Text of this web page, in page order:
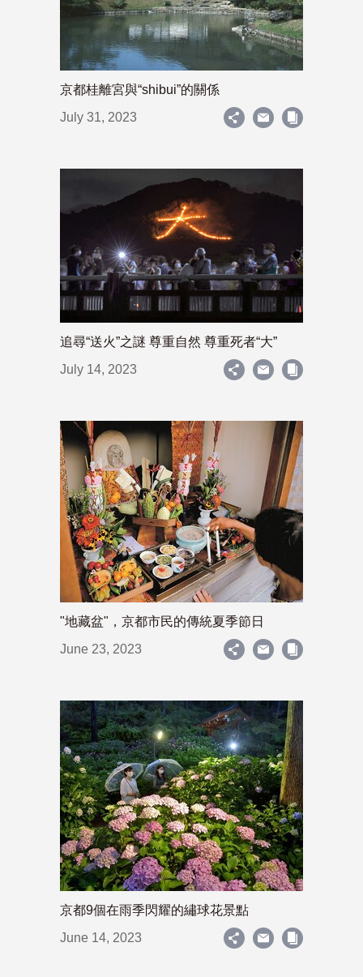
京都桂離宮與“shibui”的關係
July 31, 2023
追尋“送火”之謎 尊重自然 尊重死者“大”
July 14, 2023
"地藏盆"，京都市民的傳統夏季節日
June 23, 2023
京都9個在雨季閃耀的繡球花景點
June 14, 2023